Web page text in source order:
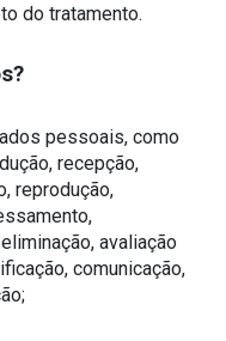
do tratamento.
pessoais, como
recepção,
reprodução,
avaliação
comunicação,